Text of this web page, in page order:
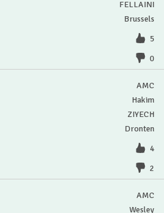
FELLAINI
Brussels
5
0
AMC
Hakim
ZIYECH
Dronten
4
2
AMC
Wesley